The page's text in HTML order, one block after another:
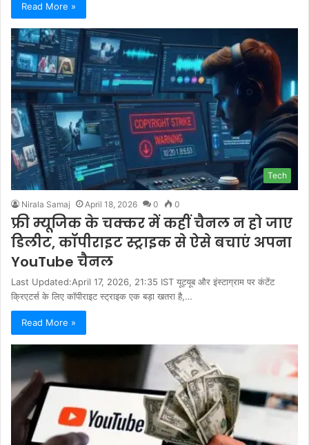
Read More »
Tech
Nirala Samaj April 18, 2026 0 0
फ्री म्यूजिक के चक्कर में कहीं चैनल न हो जाए
डिलीट, कॉपीराइट स्ट्राइक से ऐसे बचाएं अपना
YouTube चैनल
Last Updated:April 17, 2026, 21:35 IST यूट्यूब और इंस्टाग्राम पर कंटेंट
क्रिएटर्स के लिए कॉपीराइट स्ट्राइक एक बड़ा खतरा है,…
Read More »